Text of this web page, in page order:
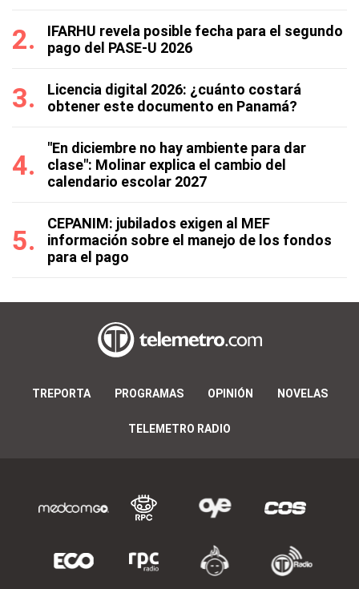
IFARHU revela posible fecha para el segundo
pago del PASE-U 2026
Licencia digital 2026: ¿cuánto costará
obtener este documento en Panamá?
"En diciembre no hay ambiente para dar
clase": Molinar explica el cambio del
calendario escolar 2027
CEPANIM: jubilados exigen al MEF
información sobre el manejo de los fondos
para el pago
TREPORTA PROGRAMAS OPINIÓN NOVELAS
TELEMETRO RADIO